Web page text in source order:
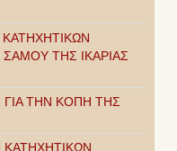
ΚΑΤΗΧΗΤΙΚΩΝ
ΣΑΜΟΥ ΤΗΣ ΙΚΑΡΙΑΣ
ΤΗΝ ΚΟΠΗ ΤΗΣ
ΚΑΤΗΧΗΤΙΚΩΝ